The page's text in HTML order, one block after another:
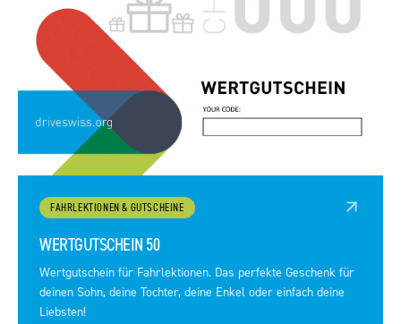
FAHRLEKTIONEN & GUTSCHEINE
WERTGUTSCHEIN 50
Wertgutschein für Fahrlektionen. Das perfekte Geschenk für
deinen Sohn, deine Tochter, deine Enkel oder einfach deine
Liebsten!